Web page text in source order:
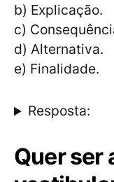
b) Explicação.
c)
d) Alternativa.
e) Finalidade.
Resposta:
Quer ser